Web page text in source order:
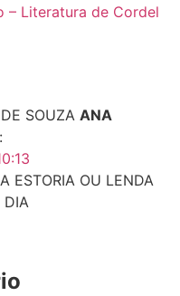
– Literatura de Cordel
ANA
ESTORIA OU LENDA
DIA